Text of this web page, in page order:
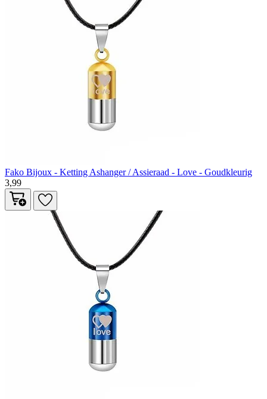
Fako Bijoux - Ketting Ashanger / Assieraad - Love - Goudkleurig
3,99